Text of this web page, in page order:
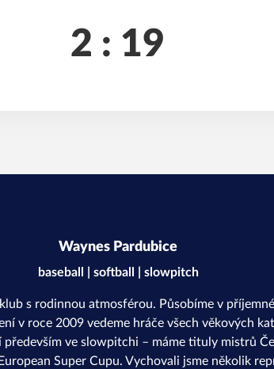
2 : 19
Waynes Pardubice
baseball | softball | slowpitch
s rodinnou atmosférou. Působíme v
v roce 2009 vedeme hráče všech věkových
především ve slowpitchi – máme tituly mistrů
Super Cupu. Vychovali jsme několik